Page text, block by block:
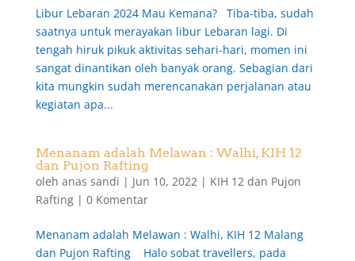
Libur Lebaran 2024 Mau Kemana? Tiba-tiba, sudah
saatnya untuk merayakan libur Lebaran lagi. Di
tengah hiruk pikuk aktivitas sehari-hari, momen ini
sangat dinantikan oleh banyak orang. Sebagian dari
kita mungkin sudah merencanakan perjalanan atau
kegiatan apa...
Menanam adalah Melawan : Walhi, KIH 12
dan Pujon Rafting
oleh anas sandi | Jun 10, 2022| KIH 12 dan Pujon
Rafting| 0 Komentar
Menanam adalah Melawan : Walhi, KIH 12 Malang
dan Pujon Rafting Halo sobat travellers, pada